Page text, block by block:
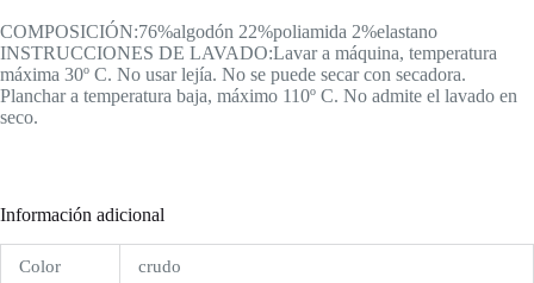
COMPOSICIÓN:76%algodón 22%poliamida 2%elastano
INSTRUCCIONES DE LAVADO:Lavar a máquina, temperatura
máxima 30º C. No usar lejía. No se puede secar con secadora.
Planchar a temperatura baja, máximo 110º C. No admite el lavado en
seco.
Información adicional
Color crudo